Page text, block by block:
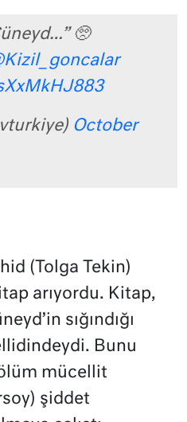
🥺
October
(Tolga Tekin)
arıyordu. Kitap,
sığındığı
Bunu
mücellit
şiddet